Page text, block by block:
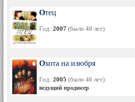
Отец
Год: 2007 (было 48 лет)
Охота на изюбря
Год: 2005 (было 46 лет)
ведущий продюсер